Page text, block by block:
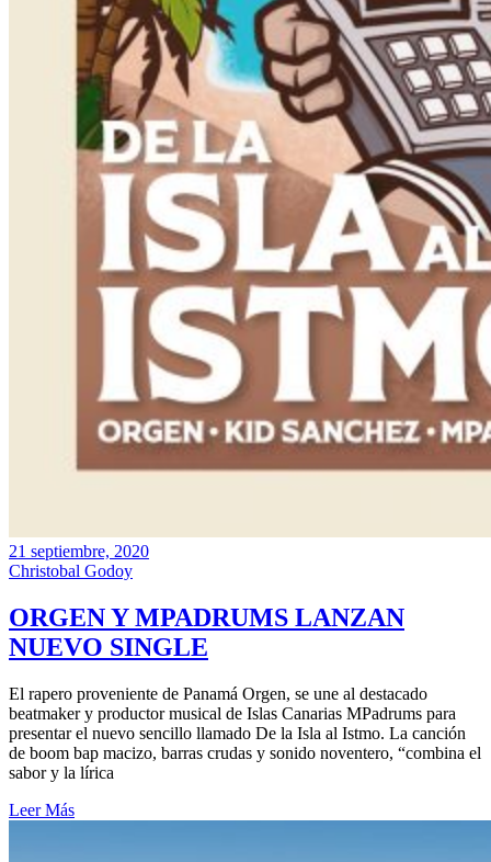
21 septiembre, 2020
Christobal Godoy
ORGEN Y MPADRUMS LANZAN
NUEVO SINGLE
El rapero proveniente de Panamá Orgen, se une al destacado
beatmaker y productor musical de Islas Canarias MPadrums para
presentar el nuevo sencillo llamado De la Isla al Istmo. La canción
de boom bap macizo, barras crudas y sonido noventero, “combina el
sabor y la lírica
Leer Más